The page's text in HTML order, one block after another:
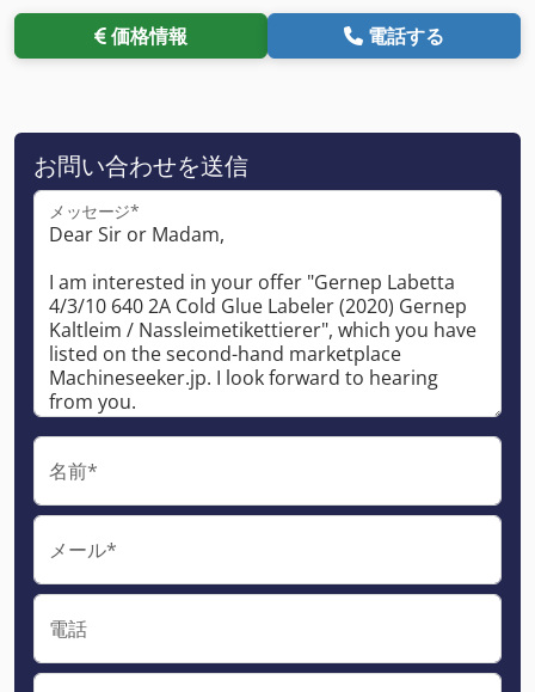
価格情報 電話する
お問い合わせを送信
メッセージ*
名前*
メール*
電話